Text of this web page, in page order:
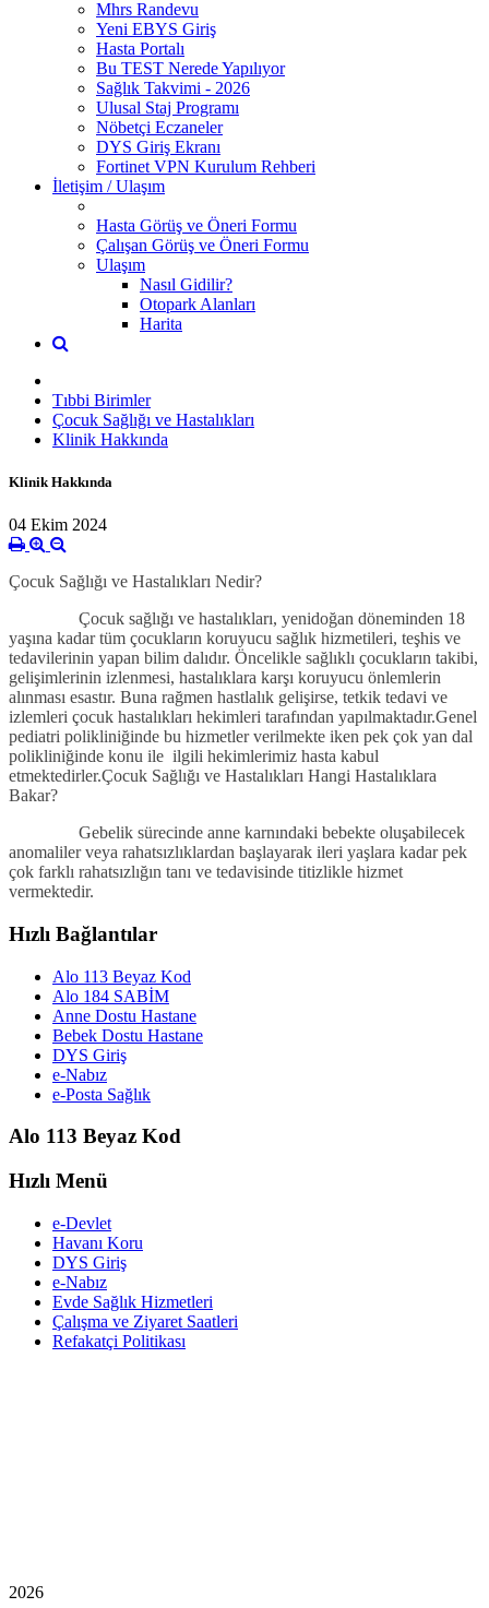
Mhrs Randevu
Yeni EBYS Giriş
Hasta Portalı
Bu TEST Nerede Yapılıyor
Sağlık Takvimi - 2026
Ulusal Staj Programı
Nöbetçi Eczaneler
DYS Giriş Ekranı
Fortinet VPN Kurulum Rehberi
İletişim / Ulaşım
Hasta Görüş ve Öneri Formu
Çalışan Görüş ve Öneri Formu
Ulaşım
Nasıl Gidilir?
Otopark Alanları
Harita
Tıbbi Birimler
Çocuk Sağlığı ve Hastalıkları
Klinik Hakkında
Klinik Hakkında
04 Ekim 2024
Çocuk Sağlığı ve Hastalıkları Nedir?
Çocuk sağlığı ve hastalıkları, yenidoğan döneminden 18
yaşına kadar tüm çocukların koruyucu sağlık hizmetileri, teşhis ve
tedavilerinin yapan bilim dalıdır. Öncelikle sağlıklı çocukların takibi,
gelişimlerinin izlenmesi, hastalıklara karşı koruyucu önlemlerin
alınması esastır. Buna rağmen hastlalık gelişirse, tetkik tedavi ve
izlemleri çocuk hastalıkları hekimleri tarafından yapılmaktadır.Genel
pediatri polikliniğinde bu hizmetler verilmekte iken pek çok yan dal
polikliniğinde konu ile ilgili hekimlerimiz hasta kabul
etmektedirler.Çocuk Sağlığı ve Hastalıkları Hangi Hastalıklara
Bakar?
Gebelik sürecinde anne karnındaki bebekte oluşabilecek
anomaliler veya rahatsızlıklardan başlayarak ileri yaşlara kadar pek
çok farklı rahatsızlığın tanı ve tedavisinde titizlikle hizmet
vermektedir.
Hızlı Bağlantılar
Alo 113 Beyaz Kod
Alo 184 SABİM
Anne Dostu Hastane
Bebek Dostu Hastane
DYS Giriş
e-Nabız
e-Posta Sağlık
Alo 113 Beyaz Kod
Hızlı Menü
e-Devlet
Havanı Koru
DYS Giriş
e-Nabız
Evde Sağlık Hizmetleri
Çalışma ve Ziyaret Saatleri
Refakatçi Politikası
2026